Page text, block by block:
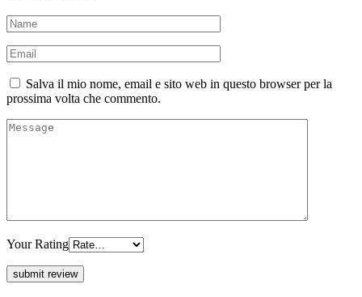
Salva il mio nome, email e sito web in questo browser per la
prossima volta che commento.
Your Rating